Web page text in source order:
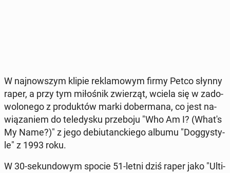
W naj­now­szym klipie re­kla­mo­wym firmy Petco słynny
raper, a przy tym mi­ło­śnik zwie­rząt, wciela się w za­do­
wo­lo­ne­go z pro­duk­tów marki do­ber­ma­na, co jest na­
wią­za­niem do te­le­dy­sku prze­bo­ju "Who Am I? (What's
My Name?)" z jego de­biu­tanc­kie­go albumu "Dog­gy­sty­
le" z 1993 roku.
W 30-se­kun­do­wym spocie 51-letni dziś raper jako "Ul­ti­